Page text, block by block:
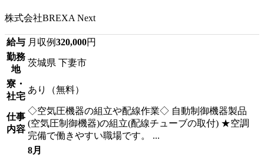
株式会社BREXA Next
給与 月収例320,000円
勤務
地
茨城県 下妻市
寮・
社宅
あり（無料）
仕事
内容
◇空気圧機器の組立や配線作業◇ 自動制御機器製品
(空気圧制御機器)の組立(配線チューブの取付) ★空調
完備で働きやすい職場です。 ...
8月